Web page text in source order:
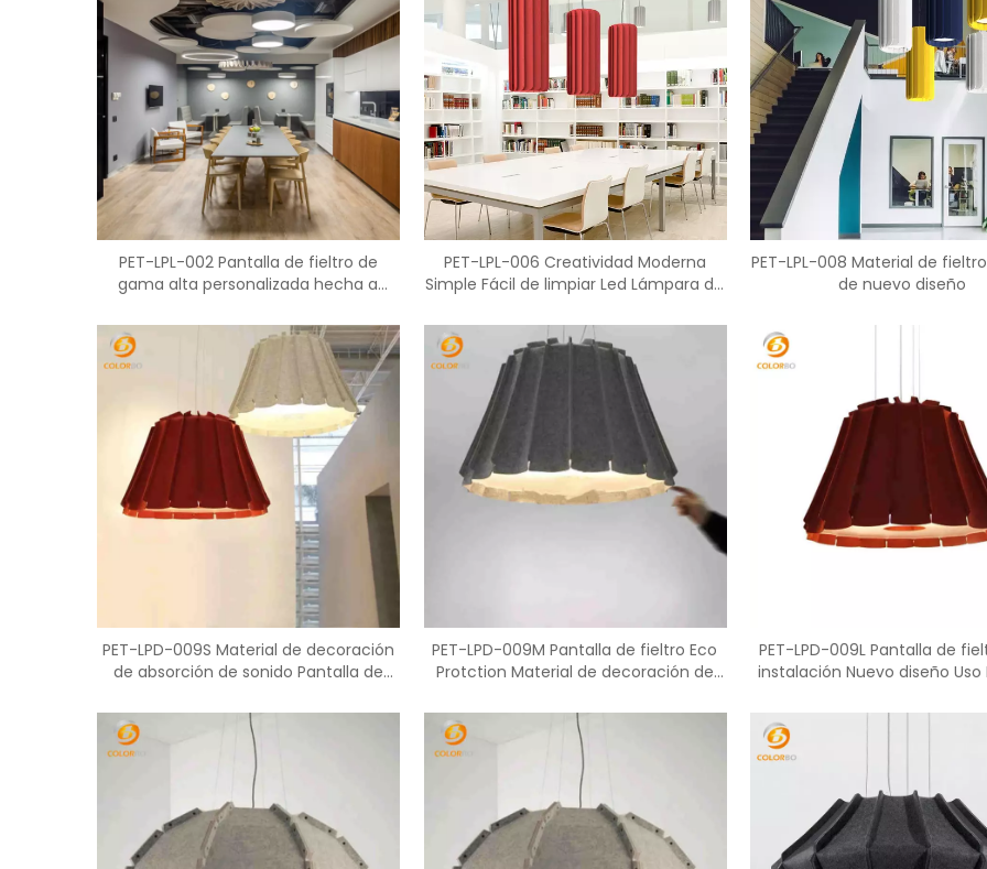
PET-LPL-002 Pantalla de fieltro de
gama alta personalizada hecha a
PET-LPL-006 Creatividad Moderna
Simple Fácil de limpiar Led Lámpara de
PET-LPL-008 Material de
de nuevo diseño
PET-LPD-009S Material de decoración
de absorción de sonido Pantalla de
PET-LPD-009M Pantalla de fieltro Eco
Protction Material de decoración de
PET-LPD-009L Pantalla de
instalación Nuevo diseño Uso
>